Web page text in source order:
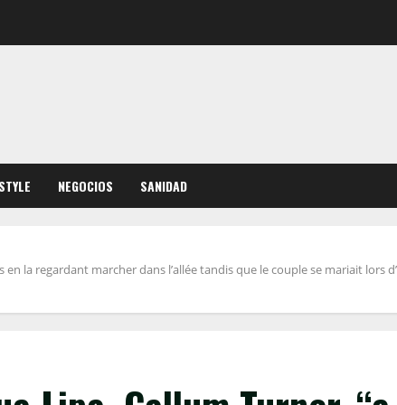
NEGOCIOS SANIDAD
la regardant marcher dans l’allée tandis que le couple se mariait